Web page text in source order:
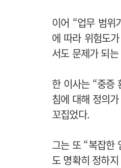
이어 “업무 범위
에 따라 위험도
서도 문제가 되
한 이사는 “중증
침에 대해 정의
꼬집었다.
그는 또 “복잡한
도 명확히 정하